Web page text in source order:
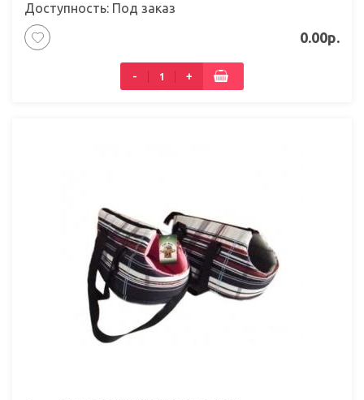
Доступность: Под заказ
0.00р.
- +